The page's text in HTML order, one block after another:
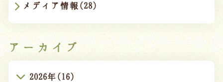
メディア情報(28)
アーカイブ
2026年(16)